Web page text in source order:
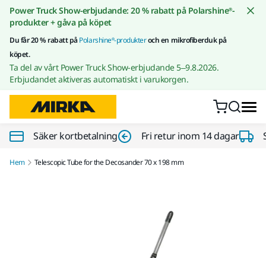
Gå till innehållet
Power Truck Show-erbjudande: 20 % rabatt på Polarshine®-
produkter + gåva på köpet
Du får 20 % rabatt påPolarshine®-produkteroch en mikrofiberduk på
köpet.
Ta del av vårt Power Truck Show-erbjudande 5–9.8.2026.
Erbjudandet aktiveras automatiskt i varukorgen.
Säker kortbetalning Fri retur inom 14 dagar
Hem Telescopic Tube for the Decosander 70 x 198 mm